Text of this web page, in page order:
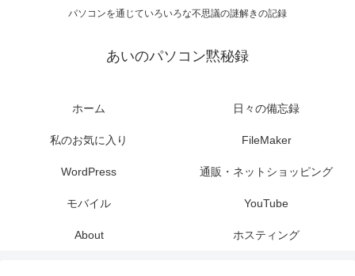
パソコンを通じていろいろな不思議の謎解きの記録
あいのパソコン黙秘録
ホーム 日々の備忘録
私のお気に入り FileMaker
WordPress 通販・ネットショッピング
モバイル YouTube
About ホスティング